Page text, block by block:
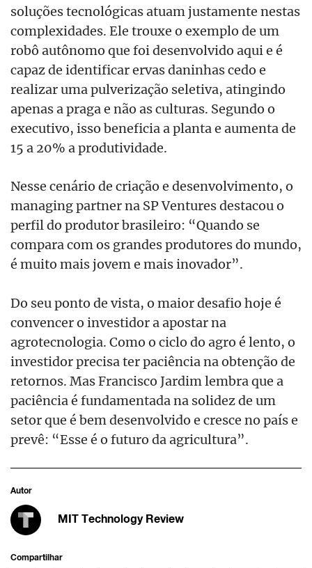
soluções tecnológicas atuam justamente nestas
complexidades. Ele trouxe o exemplo de um
robô autônomo que foi desenvolvido aqui e é
capaz de identificar ervas daninhas cedo e
realizar uma pulverização seletiva, atingindo
apenas a praga e não as culturas. Segundo o
executivo, isso beneficia a planta e aumenta de
15 a 20% a produtividade.
Nesse cenário de criação e desenvolvimento, o
managing partner na SP Ventures destacou o
perfil do produtor brasileiro: “Quando se
compara com os grandes produtores do mundo,
é muito mais jovem e mais inovador”.
Do seu ponto de vista, o maior desafio hoje é
convencer o investidor a apostar na
agrotecnologia. Como o ciclo do agro é lento, o
investidor precisa ter paciência na obtenção de
retornos. Mas Francisco Jardim lembra que a
paciência é fundamentada na solidez de um
setor que é bem desenvolvido e cresce no país e
prevê: “Esse é o futuro da agricultura”.
Autor
MIT Technology Review
Compartilhar